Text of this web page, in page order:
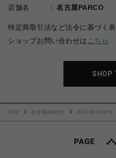
店舗名
名古屋PARCO
特定商取引法など法令に基づく
ショップお問い合わせは こちら
SHOP
TOP 名古屋PARCO JUSTIN DAVIS